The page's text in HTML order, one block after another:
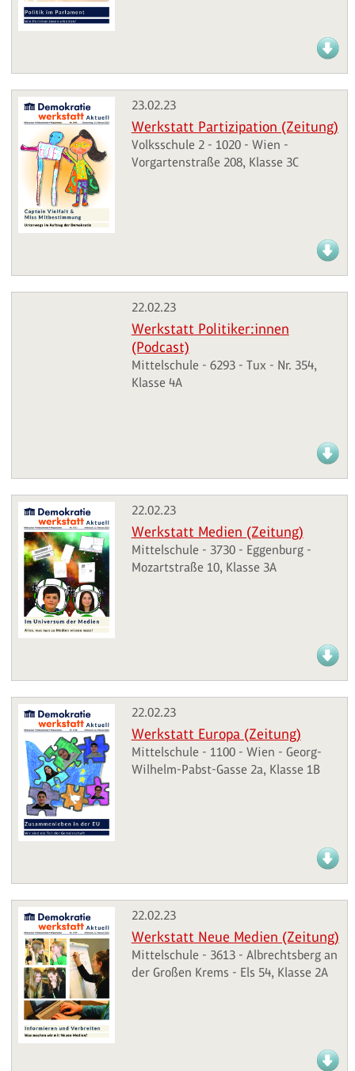
23.02.23
Werkstatt Partizipation (Zeitung)
Volksschule 2 - 1020 - Wien -
Vorgartenstraße 208, Klasse 3C
22.02.23
Werkstatt Politiker:innen
(Podcast)
Mittelschule - 6293 - Tux - Nr. 354,
Klasse 4A
22.02.23
Werkstatt Medien (Zeitung)
Mittelschule - 3730 - Eggenburg -
Mozartstraße 10, Klasse 3A
22.02.23
Werkstatt Europa (Zeitung)
Mittelschule - 1100 - Wien - Georg-
Wilhelm-Pabst-Gasse 2a, Klasse 1B
22.02.23
Werkstatt Neue Medien (Zeitung)
Mittelschule - 3613 - Albrechtsberg an
der Großen Krems - Els 54, Klasse 2A